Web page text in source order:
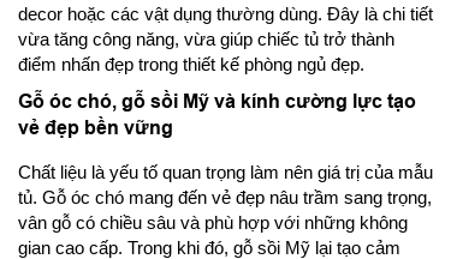
decor hoặc các vật dụng thường dùng. Đây là chi tiết
vừa tăng công năng, vừa giúp chiếc tủ trở thành
điểm nhấn đẹp trong thiết kế phòng ngủ đẹp.
Gỗ óc chó, gỗ sồi Mỹ và kính cường lực tạo
vẻ đẹp bền vững
Chất liệu là yếu tố quan trọng làm nên giá trị của mẫu
tủ. Gỗ óc chó mang đến vẻ đẹp nâu trầm sang trọng,
vân gỗ có chiều sâu và phù hợp với những không
gian cao cấp. Trong khi đó, gỗ sồi Mỹ lại tạo cảm